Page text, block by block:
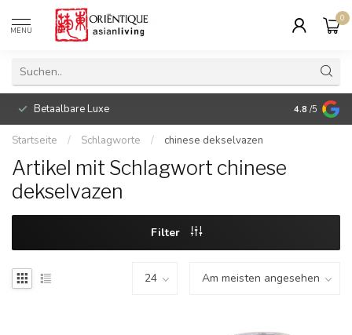
MENU
0
Betaalbare Luxe 4.8 /5
Startseite / Schlagworte / chinese dekselvazen
Artikel mit Schlagwort chinese
dekselvazen
Filter